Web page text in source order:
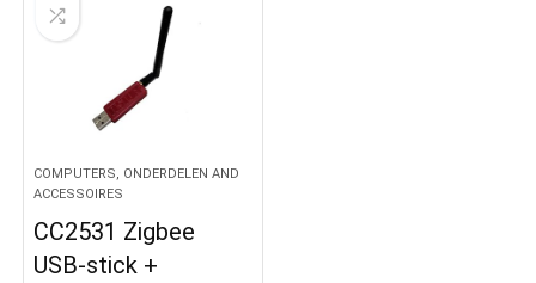
COMPUTERS, ONDERDELEN AND
ACCESSOIRES
CC2531 Zigbee
USB-stick +